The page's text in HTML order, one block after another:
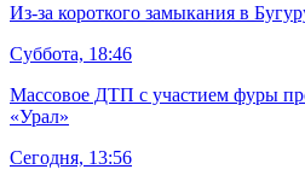
Из-за короткого замыкания в
Суббота, 18:46
Массовое ДТП с участием фуры
«Урал»
Сегодня, 13:56